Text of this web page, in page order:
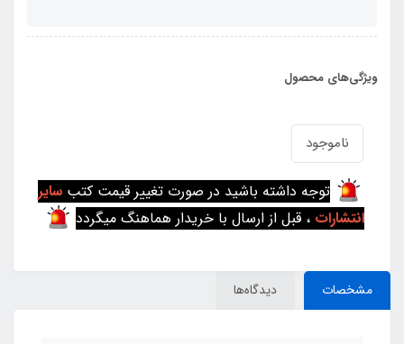
ویژگی‌های محصول
ناموجود
توجه داشته باشید در صورت تغییر قیمت کتب سایر
انتشارات ، قبل از ارسال با خریدار هماهنگ میگردد
مشخصات دیدگاه‌ها